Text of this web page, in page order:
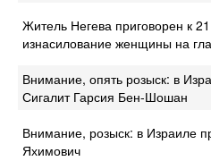
Житель Негева приговорен к
изнасилование женщины на
Внимание, опять розыск: в
Сигалит Гарсия Бен-Шошан
Внимание, розыск: в Израиле
Яхимович